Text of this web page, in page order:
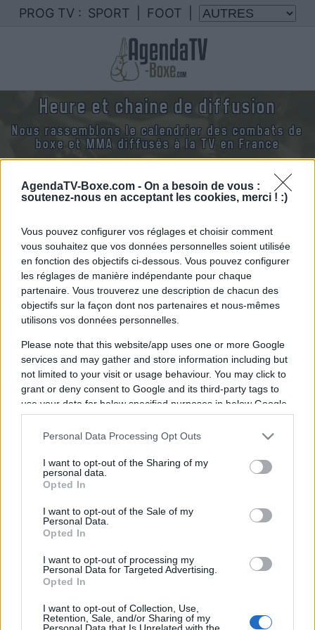
AgendaTV-Boxe.com - On a besoin de vous :
soutenez-nous en acceptant les cookies, merci ! :)
Vous pouvez configurer vos réglages et choisir comment
vous souhaitez que vos données personnelles soient utilisée
en fonction des objectifs ci-dessous. Vous pouvez configurer
les réglages de manière indépendante pour chaque
partenaire. Vous trouverez une description de chacun des
objectifs sur la façon dont nos partenaires et nous-mêmes
utilisons vos données personnelles.
Please note that this website/app uses one or more Google
services and may gather and store information including but
not limited to your visit or usage behaviour. You may click to
grant or deny consent to Google and its third-party tags to
use your data for below specified purposes in below Google
consent section.
Personal Data Processing Opt Outs
I want to opt-out of the Sharing of my
personal data.
Opted In
I want to opt-out of the Sale of my
Personal Data.
Opted In
I want to opt-out of processing my
Personal Data for Targeted Advertising.
Opted In
I want to opt-out of Collection, Use,
Retention, Sale, and/or Sharing of my
Personal Data that Is Unrelated with the
PROG TV : SPORT FOOT
Heure et chaine de diffusion
Nous rassemblons le calendrier des combats de
boxe et MMA diffusés à la TV en France
Jeudi 01 janvier 1970
01h00
Nous ne connaissons pas encore les diffuseurs
du combat de boxe entre etqui aura lieu le
Jeudi 01 janvier 1970 à 01h00. Nous mettrons
Pour suivre l'actu Anthony Joshua
, n'hésitez
pas à vous rendre chez notre partenaire
RezoSport.com qui sélectionne l'actu boxe issue
des meilleurs médias, et propose également les
Vous trouverez ci-dessous la liste des prochains
ou non. Il suffit de cliquer sur l'un des combats